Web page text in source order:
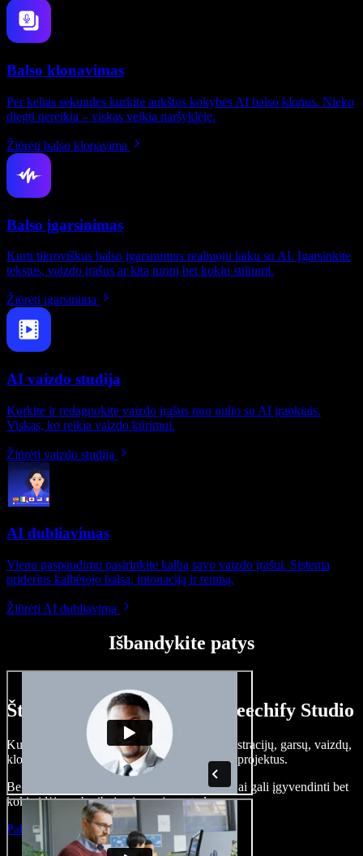
Balso klonavimas
Per kelias sekundes kurkite aukštos kokybės AI balso klonus. Nieko
diegti nereikia – viskas veikia naršyklėje.
Žiūrėti balso klonavimą
Balso įgarsinimas
Kurti tikroviškus balso įgarsinimus realiuoju laiku su AI. Įgarsinkite
tekstus, vaizdo įrašus ar kitą turinį bet kokiu stiliumi.
Žiūrėti įgarsinimą
AI vaizdo studija
Kurkite ir redaguokite vaizdo įrašus nuo nulio su AI įrankiais.
Viskas, ko reikia vaizdo kūrimui.
Žiūrėti vaizdo studiją
AI dubliavimas
Vienu paspaudimu pasirinkite kalbą savo vaizdo įrašui. Sistema
priderins kalbėtojo balsą, intonaciją ir tempą.
Žiūrėti AI dubliavimą
Išbandykite patys
Štai ką galite nuveikti su Speechify Studio
Kurkite įgarsinimus, pridėkite nemokamų iliustracijų, garsų, vaizdų,
klonuokite balsą – kurkite pilnus, įspūdingus projektus.
Be jokių mokymų ir viskas naršyklėje – kūrėjai gali įgyvendinti bet
kokią idėją, neberibojami senųjų metodų.
Paleisti studiją